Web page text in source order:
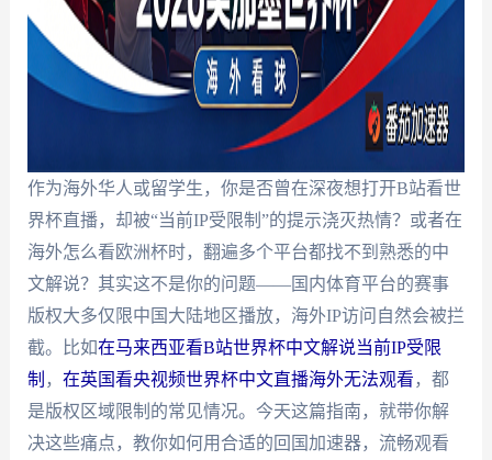
作为海外华人或留学生，你是否曾在深夜想打开B站看世
界杯直播，却被“当前IP受限制”的提示浇灭热情？或者在
海外怎么看欧洲杯时，翻遍多个平台都找不到熟悉的中
文解说？其实这不是你的问题——国内体育平台的赛事
版权大多仅限中国大陆地区播放，海外IP访问自然会被拦
截。比如在马来西亚看B站世界杯中文解说当前IP受限
制 ， 在英国看央视频世界杯中文直播海外无法观看 ，都
是版权区域限制的常见情况。今天这篇指南，就带你解
决这些痛点，教你如何用合适的回国加速器，流畅观看